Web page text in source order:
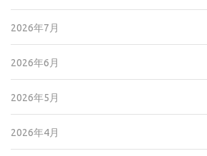
2026年7月
2026年6月
2026年5月
2026年4月